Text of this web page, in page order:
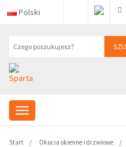
Polski
Start Okucia okienne i drzwiowe